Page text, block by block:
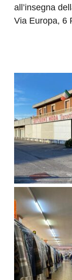
all’insegna
Via Europa, 6